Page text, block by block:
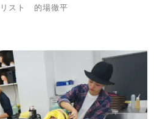
スト 的場徹平